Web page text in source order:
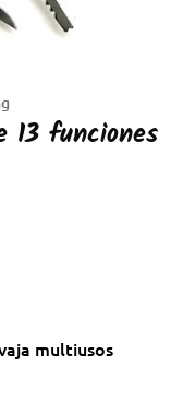
13 funciones
multiusos